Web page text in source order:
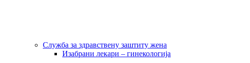
Служба за здравствену заштиту жена
Изабрани лекари – гинекологија